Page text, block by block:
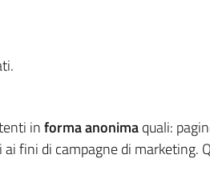
informa anonimaquali:
fini di campagne di marketing.